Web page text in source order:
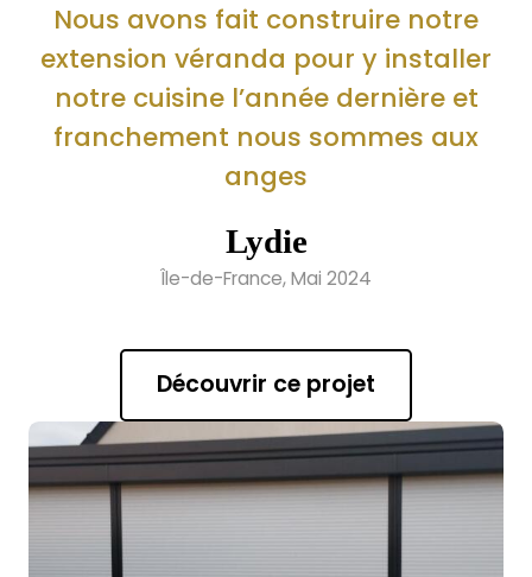
Nous avons fait construire notre
extension véranda pour y installer
notre cuisine l’année dernière et
franchement nous sommes aux
anges
Lydie
Île-de-France, Mai 2024
Découvrir ce projet